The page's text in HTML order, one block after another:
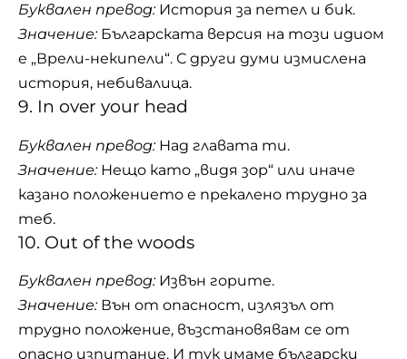
Буквален превод:История за петел и бик.
Значение:Българската версия на този идиом
е „Врели-некипели“. С други думи измислена
история, небивалица.
9. In over your head
Буквален превод:Над главата ти.
Значение:Нещо като „видя зор“ или иначе
казано положението е прекалено трудно за
теб.
10. Out of the woods
Буквален превод:Извън горите.
Значение:Вън от опасност, излязъл от
трудно положение, възстановявам се от
опасно изпитание. И тук имаме български